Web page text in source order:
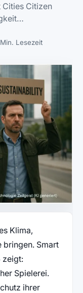
Cities Citizen
Lesezeit
Klima,
bringen. Smart
zeigt:
Spielerei.
ihrer